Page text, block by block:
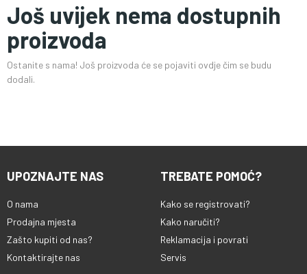
Još uvijek nema dostupnih
proizvoda
Ostanite s nama! Još proizvoda će se pojaviti ovdje čim se budu
dodali.
UPOZNAJTE NAS
O nama
Prodajna mjesta
Zašto kupiti od nas?
Kontaktirajte nas
TREBATE POMOĆ?
Kako se registrovati?
Kako naručiti?
Reklamacija i povrati
Servis